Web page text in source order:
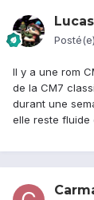
Posté(e)
Il y a une rom
de la CM7
durant une
elle reste fluide